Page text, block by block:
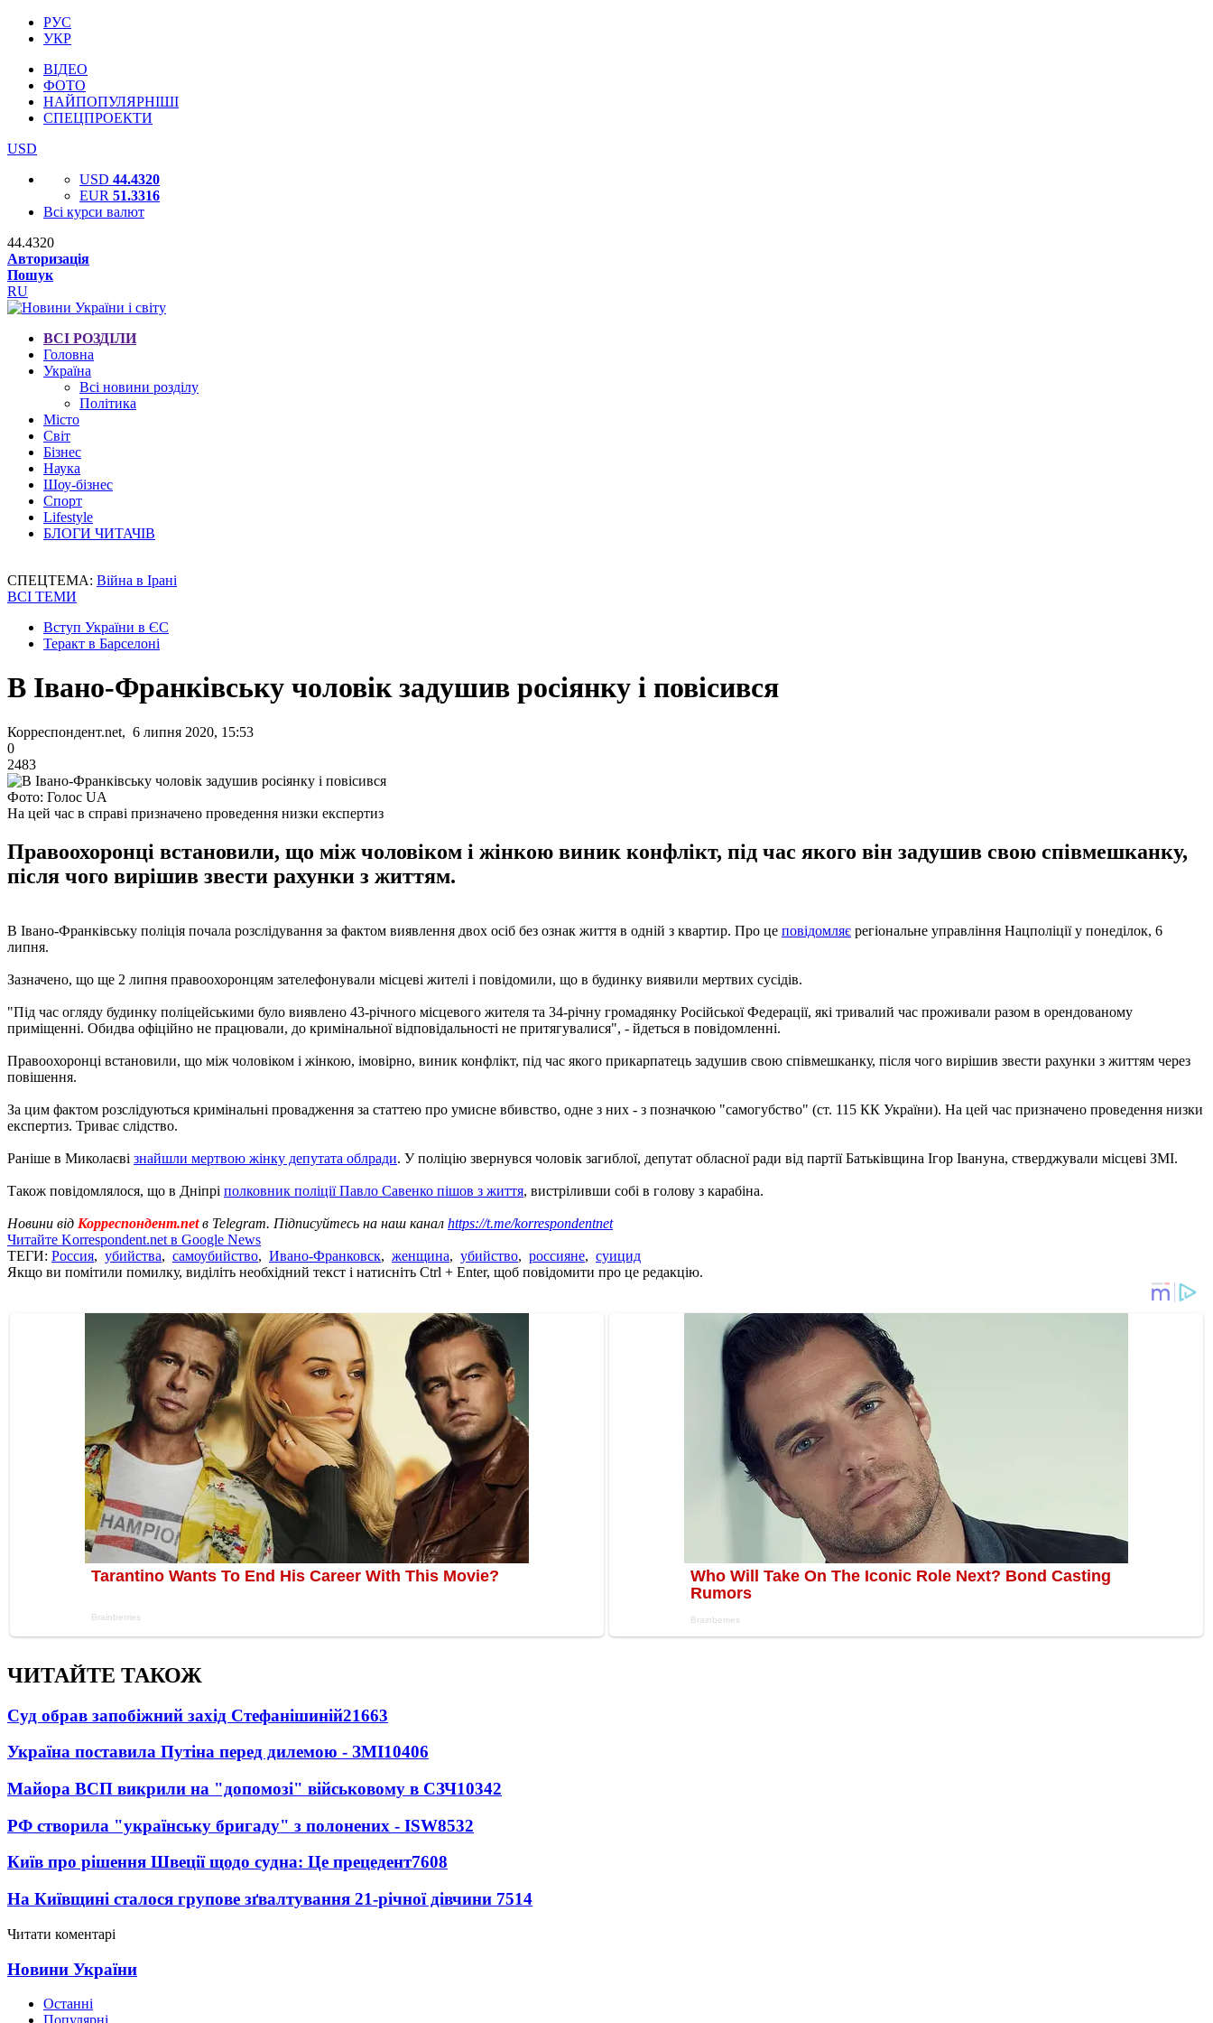
РУС
УКР
ВІДЕО
ФОТО
НАЙПОПУЛЯРНІШІ
СПЕЦПРОЕКТИ
USD
USD 44.4320
EUR 51.3316
Всі курси валют
44.4320
Авторизація
Пошук
RU
ВСІ РОЗДІЛИ
Головна
Україна
Всі новини розділу
Політика
Місто
Світ
Бізнес
Наука
Шоу-бізнес
Спорт
Lifestyle
БЛОГИ ЧИТАЧІВ
СПЕЦТЕМА: Війна в Ірані
ВСІ ТЕМИ
Вступ України в ЄС
Теракт в Барселоні
В Івано-Франківську чоловік задушив росіянку і повісився
Корреспондент.net, 6 липня 2020, 15:53
0
2483
Фото: Голос UA
На цей час в справі призначено проведення низки експертиз
Правоохоронці встановили, що між чоловіком і жінкою виник конфлікт, під час якого він задушив свою співмешканку,
після чого вирішив звести рахунки з життям.
В Івано-Франківську поліція почала розслідування за фактом виявлення двох осіб без ознак життя в одній з квартир. Про це повідомляє регіональне управління Нацполіції у понеділок, 6
липня.
Зазначено, що ще 2 липня правоохоронцям зателефонували місцеві жителі і повідомили, що в будинку виявили мертвих сусідів.
"Під час огляду будинку поліцейськими було виявлено 43-річного місцевого жителя та 34-річну громадянку Російської Федерації, які тривалий час проживали разом в орендованому
приміщенні. Обидва офіційно не працювали, до кримінальної відповідальності не притягувалися", - йдеться в повідомленні.
Правоохоронці встановили, що між чоловіком і жінкою, імовірно, виник конфлікт, під час якого прикарпатець задушив свою співмешканку, після чого вирішив звести рахунки з життям через
повішення.
За цим фактом розслідуються кримінальні провадження за статтею про умисне вбивство, одне з них - з позначкою "самогубство" (ст. 115 КК України). На цей час призначено проведення низки
експертиз. Триває слідство.
Раніше в Миколаєві знайшли мертвою жінку депутата облради. У поліцію звернувся чоловік загиблої, депутат обласної ради від партії Батьківщина Ігор Івануна, стверджували місцеві ЗМІ.
Також повідомлялося, що в Дніпрі полковник поліції Павло Савенко пішов з життя, вистріливши собі в голову з карабіна.
Новини від Корреспондент.netв Telegram. Підписуйтесь на наш канал https://t.me/korrespondentnet
Читайте Korrespondent.net в Google News
ТЕГИ: Россия, убийства, самоубийство, Ивано-Франковск, женщина, убийство, россияне, суицид
Якщо ви помітили помилку, виділіть необхідний текст і натисніть Ctrl + Enter, щоб повідомити про це редакцію.
ЧИТАЙТЕ ТАКОЖ
Суд обрав запобіжний захід Стефанішиній21663
Україна поставила Путіна перед дилемою - ЗМІ10406
Майора ВСП викрили на "допомозі" військовому в СЗЧ10342
РФ створила "українську бригаду" з полонених - ISW8532
Київ про рішення Швеції щодо судна: Це прецедент7608
На Київщині сталося групове зґвалтування 21-річної дівчини 7514
Читати коментарі
Новини України
Останні